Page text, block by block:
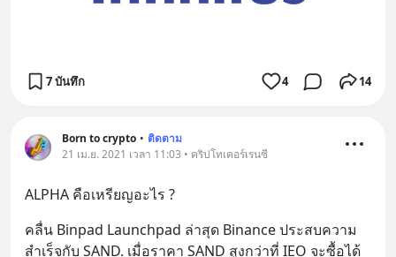
7 บันทึก 4 14
Born to crypto • ติดตาม
21 เม.ย. 2021 เวลา 11:03 • คริปโทเคอร์เรนซี
ALPHA คือเหรียญอะไร ?
คลื่น Binpad Launchpad ล่าสุด Binance ประสบความ
สำเร็จกับ SAND. เมื่อราคา SAND สูงกว่าที่ IEO จะซื้อได้